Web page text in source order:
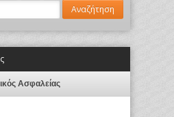
Ασφαλείας